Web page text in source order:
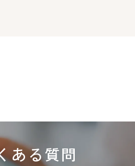
ある質問